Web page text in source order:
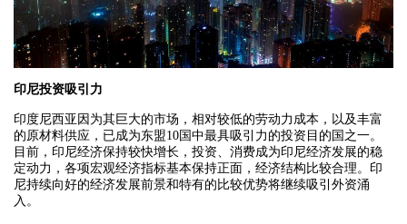
印尼投资吸引力
印度尼西亚因为其巨大的市场，相对较低的劳动力成本，以及丰富
的原材料供应，已成为东盟10国中最具吸引力的投资目的国之一。
目前，印尼经济保持较快增长，投资、消费成为印尼经济发展的稳
定动力，各项宏观经济指标基本保持正面，经济结构比较合理。印
尼持续向好的经济发展前景和特有的比较优势将继续吸引外资涌
入。